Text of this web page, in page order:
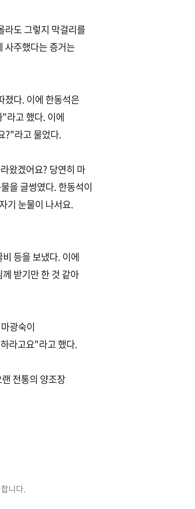
라도 그렇지 막걸리를
사주했다는 증거는
졌다. 이에 한동석은
라고 했다. 이에
?"라고 물었다.
왔겠어요? 당연히 마
을 글썽였다. 한동석이
기 눈물이 나서요.
등을 보냈다. 이에
받기만 한 것 같아
광숙이
라고요"라고 했다.
전통의 양조장
니다.